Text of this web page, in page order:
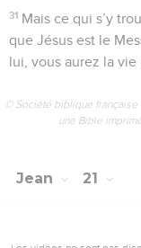
31 Mais ce qui s’y
que Jésus est le
lui, vous aurez la vie
© Société biblique française
une Bible
Jean 21